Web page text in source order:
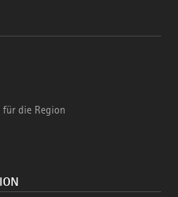
für die Region